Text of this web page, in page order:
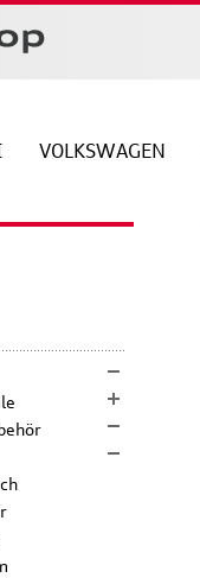
VOLKSWAGEN